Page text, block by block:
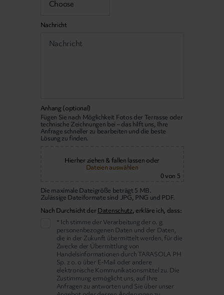
Nachricht
Anhang (optional)
Fügen Sie nach Möglichkeit Fotos der Terrasse oder
technische Zeichnungen bei – das hilft uns, Ihre
Anfrage schneller zu bearbeiten und die beste
Lösung zu finden.
Hierher ziehen & fallen lassen oder
Dateien auswählen
0von 5
Die maximale Dateigröße beträgt 5 MB.
Zulässige Dateiformate sind JPG, PNG und PDF.
Nach Durchsicht derDatenschutz, erkläre ich, dass:
* Ich stimme der Verarbeitung der o. g.
personenbezogenen Daten und der Daten,
die in der Zukunft übermittelt werden, für die
Zwecke der Übermittlung von
Handelsinformationen durch TARASOLA PH
Sp. z o. o über E-Mail oder andere
elektronische Kommunikationsmittel zu. Die
Zustimmung ermöglicht uns, auf Ihre
Anfragen zu antworten und Sie über unser